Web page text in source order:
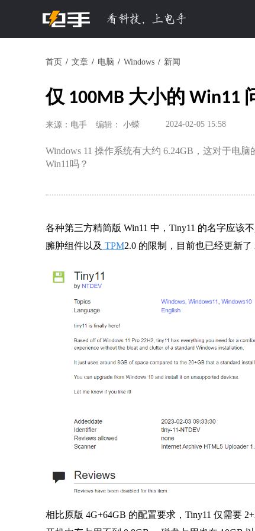
首页 文章 电脑 Windows 新闻
仅 100MB 大小的 Win11
来源：电手 编辑： 小蝾 2024-02-05 15:58
Windows 11 操作系统有大约 6.24GB，这对于电
Win11吗？
各种第三方精简版 Win11 中，Tiny11 的名字应该
臃肿组件以及 TPM2.0 的限制，目前也已经更新了
相比原版 4G+64GB 的配置要求，Tiny11 仅需要